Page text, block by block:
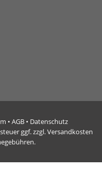
• AGB • Datenschutz
ggf. zzgl. Versandkosten